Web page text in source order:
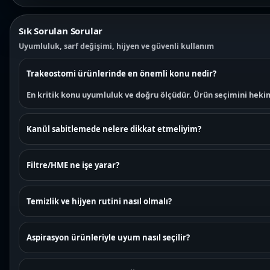
Sık Sorulan Sorular
Uyumluluk, sarf değişimi, hijyen ve güvenli kullanım
Trakeostomi ürünlerinde en önemli konu nedir?
En kritik konu uyumluluk ve doğru ölçüdür. Ürün seçimini
Kanül sabitlemede nelere dikkat etmeliyim?
Filtre/HME ne işe yarar?
Temizlik ve hijyen rutini nasıl olmalı?
Aspirasyon ürünleriyle uyum nasıl seçilir?